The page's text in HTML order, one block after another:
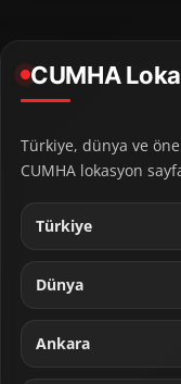
CUMHA
Türkiye, dünya ve
CUMHA lokasyon
Türkiye
Dünya
Ankara